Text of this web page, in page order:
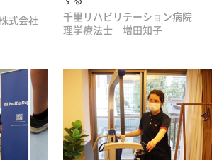
式会社
千里リハビリテーション病院
理学療法士 増田知子